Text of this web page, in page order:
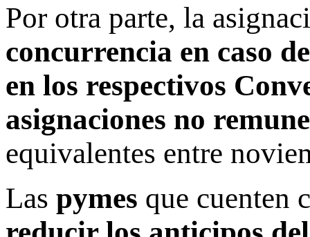
Por otra parte, la
concurrencia en caso
en los respectivos
asignaciones no
equivalentes entre
Las pymes que cuenten